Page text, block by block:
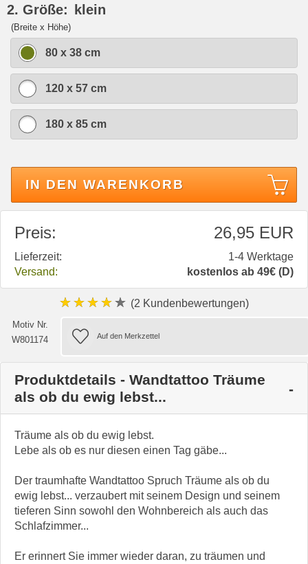
2. Größe: klein
(Breite x Höhe)
80 x 38 cm
120 x 57 cm
180 x 85 cm
IN DEN WARENKORB
Preis: 26,95 EUR
Lieferzeit:
1-4 Werktage
Versand:
kostenlos ab 49€ (D)
★★★★★ (2 Kundenbewertungen)
Motiv Nr.
W801174
Produktdetails - Wandtattoo Träume
als ob du ewig lebst...
Träume als ob du ewig lebst.
Lebe als ob es nur diesen einen Tag gäbe...
Der traumhafte Wandtattoo Spruch Träume als ob du
ewig lebst... verzaubert mit seinem Design und seinem
tieferen Sinn sowohl den Wohnbereich als auch das
Schlafzimmer...
Er erinnert Sie immer wieder daran, zu träumen und